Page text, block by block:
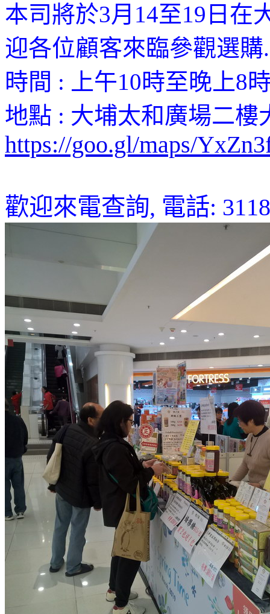
本司將於3月14至19日在
迎各位顧客來臨參觀選購.
時間 : 上午10時至晚上8
地點 : 大埔太和廣場二樓
https://goo.gl/maps/
歡迎來電查詢, 電話: